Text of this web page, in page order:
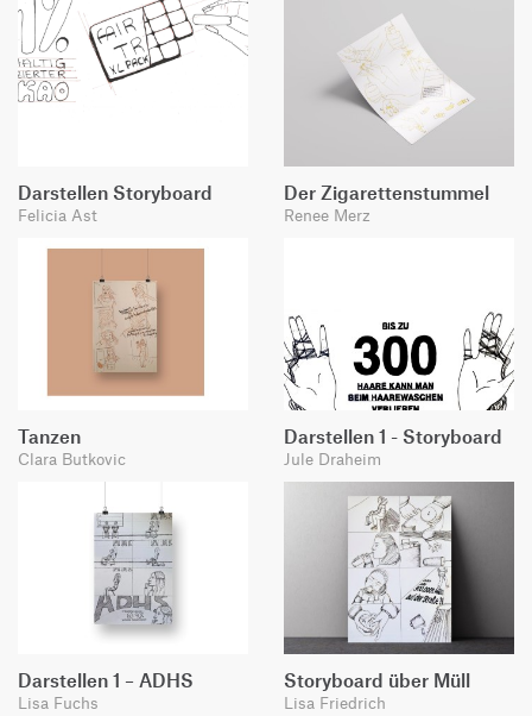
Darstellen Storyboard
Felicia Ast
Der Zigarettenstummel
Renee Merz
Tanzen
Clara Butkovic
Darstellen 1 - Storyboard
Jule Draheim
Darstellen 1 – ADHS
Lisa Fuchs
Storyboard über Müll
Lisa Friedrich